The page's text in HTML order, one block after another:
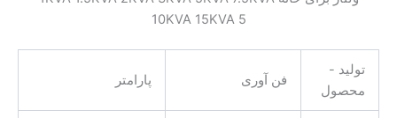
10KVA 15KVA 5
تولید -
محصول
فن آوری پارامتر